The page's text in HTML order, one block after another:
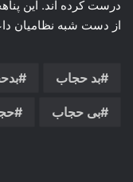
درست کرده اند. این
از دست شبه نظامیان
بد حجاب
بی حجاب